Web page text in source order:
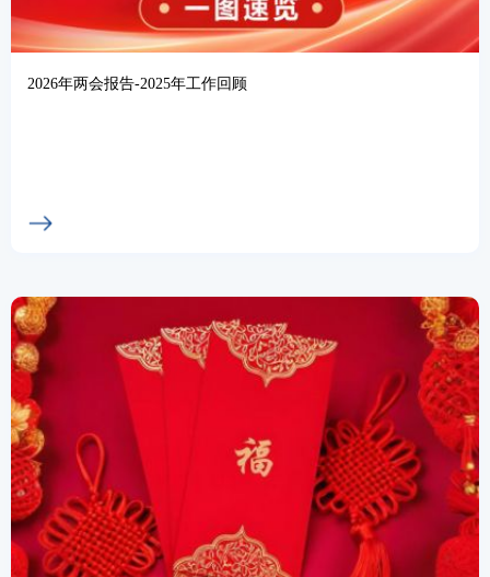
2026年两会报告-2025年工作回顾